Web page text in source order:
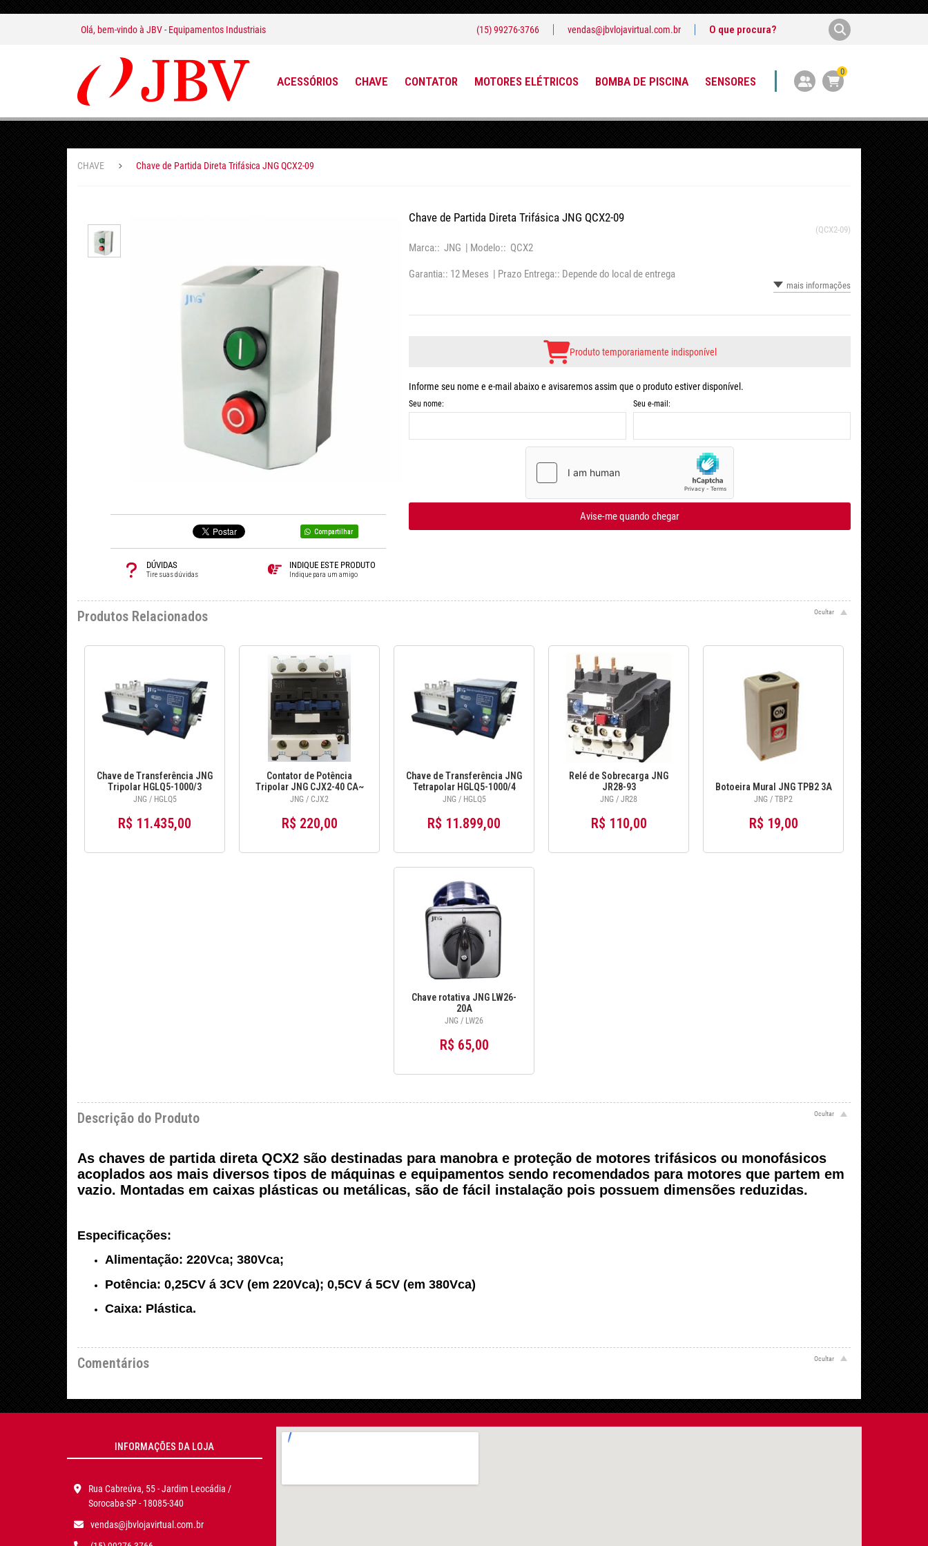
Olá, bem-vindo à JBV - Equipamentos Industriais (15) 99276-3766 vendas@jbvlojavirtual.com.br
ACESSÓRIOS CHAVE CONTATOR MOTORES ELÉTRICOS BOMBA DE PISCINA SENSORES
0
CHAVE Chave de Partida Direta Trifásica JNG QCX2-09
Compartilhar
DÚVIDAS
Tire suas dúvidas
INDIQUE ESTE PRODUTO
Indique para um amigo
Chave de Partida Direta Trifásica JNG QCX2-09
(QCX2-09)
Marca:: JNG | Modelo:: QCX2
Garantia:: 12 Meses | Prazo Entrega:: Depende do local de entrega
mais informações
Produto temporariamente indisponível
Informe seu nome e e-mail abaixo e avisaremos assim que o produto estiver disponível.
Seu nome: Seu e-mail:
Avise-me quando chegar
Produtos Relacionados
Chave de Transferência JNG
Tripolar HGLQ5-1000/3
1000A
JNG / HGLQ5
R$ 11.435,00
Contator de Potência
Tripolar JNG CJX2-40 CA~
(1NA + 1NF)
JNG / CJX2
R$ 220,00
Chave de Transferência JNG
Tetrapolar HGLQ5-1000/4
1000A
JNG / HGLQ5
R$ 11.899,00
Relé de Sobrecarga JNG
JR28-93
JNG / JR28
R$ 110,00
Botoeira Mural JNG TPB2 3A
JNG / TBP2
R$ 19,00
Chave rotativa JNG LW26-
20A
JNG / LW26
R$ 65,00
Descrição do Produto
As chaves de partida direta QCX2 são destinadas para manobra e proteção de motores trifásicos ou monofásicos
acoplados aos mais diversos tipos de máquinas e equipamentos sendo recomendados para motores que partem em
vazio. Montadas em caixas plásticas ou metálicas, são de fácil instalação pois possuem dimensões reduzidas.
Especificações:
Alimentação: 220Vca; 380Vca;
Potência: 0,25CV á 3CV (em 220Vca); 0,5CV á 5CV (em 380Vca)
Caixa: Plástica.
Comentários
INFORMAÇÕES DA LOJA
Rua Cabreúva, 55 - Jardim Leocádia /
Sorocaba-SP - 18085-340
vendas@jbvlojavirtual.com.br